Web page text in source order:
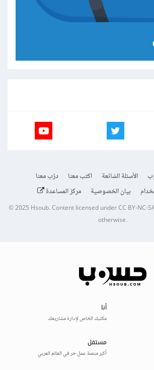
الأسئلة الشائعة اكتب معنا
درّب معنا
بيان الخصوصية مركز المساعدة
© 2025Hsoub.Content licensed underCC BY-NC-
otherwise.